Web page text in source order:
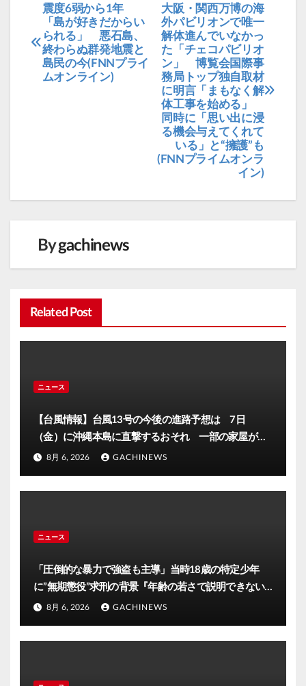
投
稿
ナ
ビ
大阪・関西万博の海
外パビリオンで唯一
解体進んでいなかっ
た「チェコパビリオ
ン」 博覧会国際事
務局トップ独自取材
に明言「まもなく解
体工事を始める」
同時に「思い出に浸
る機会与えてくれて
いる」と“擁護”も
(FNNプライムオンラ
イン)
震度6弱から1年
「島が好きだからい
られる」 悪石島、
終わらぬ群発地震と
島民の今(FNNプライ
ムオンライン)
Bygachinews
Related Post
ニュース
【台風情報】台風13号の今後の進路予想は 7日
（金）に沖縄本島に直撃するおそれ 一部の家屋が倒
壊するおそれがある猛烈な風が吹く見込み(FNNプライ
8月 6, 2026 GACHINEWS
ニュース
「圧倒的な暴力で強盗も主導」当時18歳の特定少年
に”無期懲役”求刑の背景『年齢の若さで説明できない
ほど悪質だと検察が判断』＜元裁判官が解説＞全国的
8月 6, 2026 GACHINEWS